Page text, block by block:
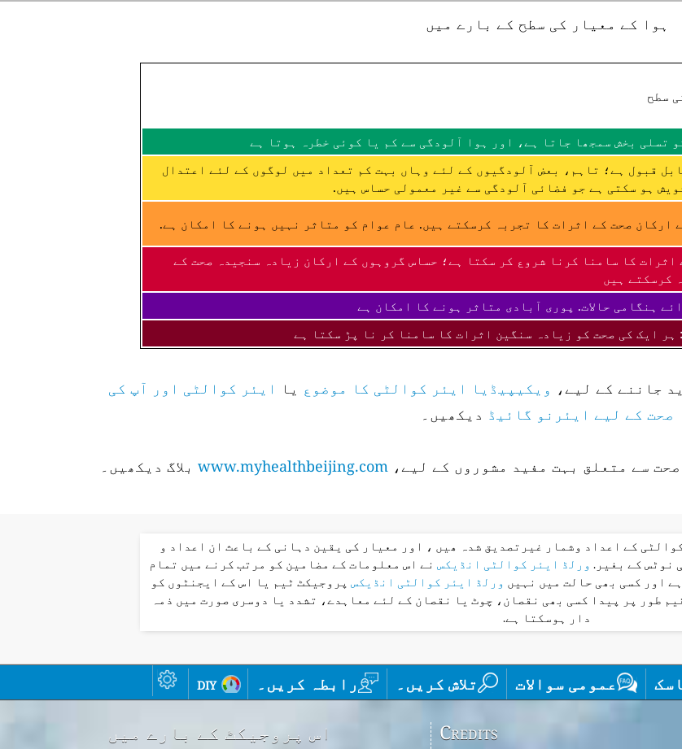
ہوا کے معیار کی سطح کے بارے میں
سطح
تسلی بخش سمجھا جاتا ہے، اور ہوا آلودگی سے کم یا کوئی خطرہ ہوتا ہے
قبول ہے؛ تاہم، بعض آلودگیوں کے لئے وہاں بہت کم تعداد میں لوگوں کے لئے اعتدال
ہو سکتی ہے جو فضائی آلودگی سے غیر معمولی حساس ہیں.
ارکان صحت کے اثرات کا تجربہ کرسکتے ہیں. عام عوام کو متاثر نہیں ہونے کا امکان ہے.
اثرات کا سامنا کرنا شروع کر سکتا ہے؛ حساس گروہوں کے ارکان زیادہ سنجیدہ صحت کے
کرسکتے ہیں
ہنگامی حالات. پوری آبادی متاثر ہونے کا امکان ہے
ہر ایک کی صحت کو زیادہ سنگین اثرات کا سامنا کر نا پڑ سکتا ہے
جاننے کے لیے، ویکیپیڈیا ایئر کوالٹی کا موضوع یا
ایئر کوالٹی اور آپ کی
صحت کے لیے ایئرنو گائیڈ دیکھیں۔
سے متعلق بہت مفید مشوروں کے لیے،www.myhealthbeijing.com بلاگ دیکھیں۔
کے اعداد وشمار غیرتصدیق شدہ ھیں ، اور معیار کی یقین دہانی کے باعث ان اعداد و
نوٹس کے بغیر. ورلڈ ایئر کوالٹی انڈیکس نے اس معلومات کے مضامین کو مرتب کرنے میں تمام
اور کسی بھی حالت میں نہیں ورلڈ ایئر کوالٹی انڈیکس پروجیکٹ ٹیم یا اس کے ایجنٹوں کو
طور پر پیدا کسی بھی نقصان، چوٹ یا نقصان کے لئے معاہدے، تشدد یا دوسری صورت میں ذمہ
دار ہوسکتا ہے.
عمومی سوالات تلاش کریں۔ رابطہ کریں۔ diy
اس پروجیکٹ کے بارے میں Credits